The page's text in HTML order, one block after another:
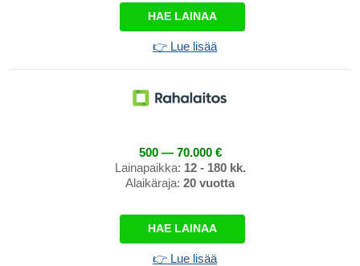
HAE LAINAA
👉 Lue lisää
500 — 70.000 €
Lainapaikka: 12 - 180 kk.
Alaikäraja: 20 vuotta
HAE LAINAA
👉 Lue lisää